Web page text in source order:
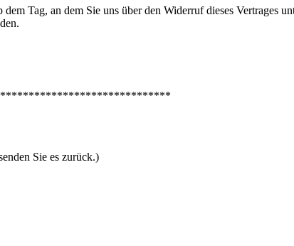
Tag, an dem Sie uns über den Widerruf dieses Vertrages
Sie es zurück.)